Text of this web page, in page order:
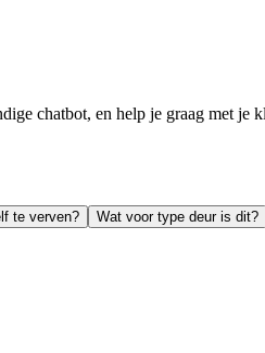
chatbot, en help je graag met je
te verven? Wat voor type deur is dit?